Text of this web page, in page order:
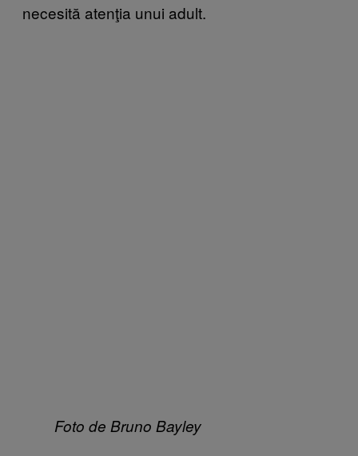
necesită atenţia unui adult.
Foto de Bruno Bayley